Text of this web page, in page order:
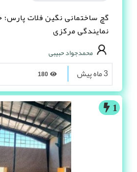
گچ ساختمانی نگین فلات
نمایندگی مرکزی
محمدجواد حبیبی
3 ماه پیش
1